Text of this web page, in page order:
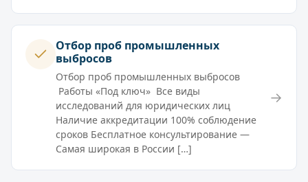
Отбор проб промышленных
выбросов
Отбор проб промышленных выбросов
Работы «Под ключ» Все виды
исследований для юридических лиц
Наличие аккредитации 100% соблюдение
сроков Бесплатное консультирование —
Самая широкая в России […]
→